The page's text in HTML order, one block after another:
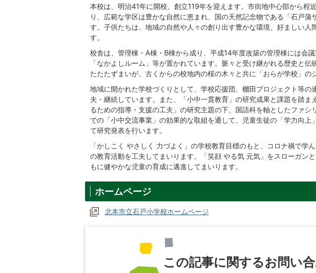
本校は、明治41年に開校、創立119年を迎えます。市街地中心部から程
り、広範な学区は豊かな自然に恵まれ、国の天然記念物である「石戸蒲
す。子供たちは、地域の自然や人々の創り出す豊かな環境、好ましい人
す。
校舎は、管理棟・A棟・B棟から成り、平成14年度改築の管理棟には会
「なかよしルーム」等が置かれています。脈々と受け継がれる歴史と
たたたずまいが、古くからの校地内の桜の木々と共に「おらが学校」の
地域に開かれた学校づくりとして、学校応援団、棚田プロジェクト等の
夫・継続しています。また、「小中一貫教育」の研究成果と課題を踏ま
るための指導・支援の工夫」の研究主題の下、国語科を軸としたファシ
での「小中交流事業」の効果的な取組を通して、児童生徒の「学力向上
て研究発表を行います。
「かしこく やさしく 力づよく」の学校教育目標のもと、コロナ禍で学
の教育活動を工夫してまいります。「笑顔 やる気 元気」をスローガン
もに健やかな児童の育成に邁進してまいります。
ホームページ
北本市立石戸小学校ホームページ
この記事に関するお問い